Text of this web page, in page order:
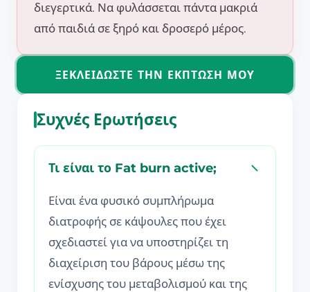
διεγερτικά. Να φυλάσσεται πάντα μακριά
από παιδιά σε ξηρό και δροσερό μέρος.
ΞΕΚΛΕΙΔΏΣΤΕ ΤΗΝ ΈΚΠΤΩΣΗ ΜΟΥ
Συχνές Ερωτήσεις
Τι είναι το Fat burn active;
Είναι ένα φυσικό συμπλήρωμα
διατροφής σε κάψουλες που έχει
σχεδιαστεί για να υποστηρίζει τη
διαχείριση του βάρους μέσω της
ενίσχυσης του μεταβολισμού και της